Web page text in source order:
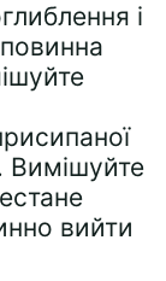
і
Вимішуйте
вийти